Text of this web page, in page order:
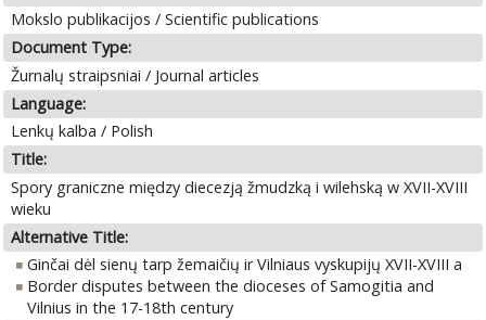
Mokslo publikacijos / Scientific publications
Document Type:
Žurnalų straipsniai / Journal articles
Language:
Lenkų kalba / Polish
Title:
Spory graniczne między diecezją žmudzką i wilehską w XVII-XVIII
wieku
Alternative Title:
Ginčai dėl sienų tarp žemaičių ir Vilniaus vyskupijų XVII-XVIII a
Border disputes between the dioceses of Samogitia and
Vilnius in the 17-18th century